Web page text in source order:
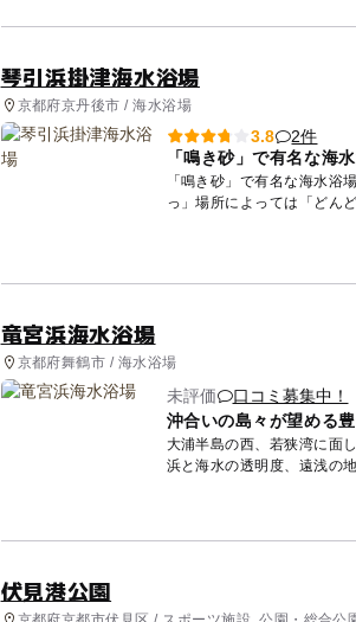
琴引浜掛津海水浴場
京都府京丹後市 / 海水浴場
3.8
2件
「鳴き砂」で有名な海
「鳴き砂」で有名な海水浴
っ」場所によっては「どん
竜宮浜海水浴場
京都府舞鶴市 / 海水浴場
未評価
口コミ募集中！
沖合いの島々が望める
大浦半島の西、若狭湾に面
浜と海水の透明度、遠浅の
伏見港公園